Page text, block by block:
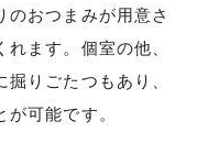
おつまみが用意さ
ます。個室の他、
りごたつもあり、
可能です。